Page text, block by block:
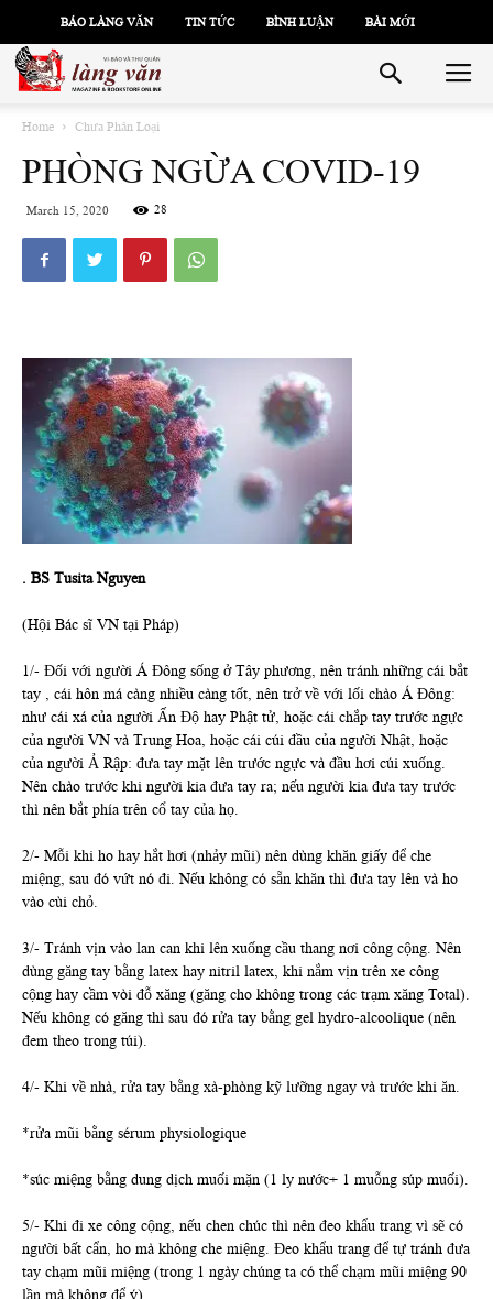
BÁO LÀNG VĂN TIN TỨC BÌNH LUẬN BÀI MỚI
Home Chưa Phân Loại
PHÒNG NGỪA COVID-19
March 15, 2020 28
. BS Tusita Nguyen
(Hội Bác sĩ VN tại Pháp)
1/- Đối với người Á Đông sống ở Tây phương, nên tránh những cái bắt
tay , cái hôn má càng nhiều càng tốt, nên trở về với lối chào Á Đông:
như cái xá của người Ấn Độ hay Phật tử, hoặc cái chắp tay trước ngực
của người VN và Trung Hoa, hoặc cái cúi đầu của người Nhật, hoặc
của người Ả Rập: đưa tay mặt lên trước ngực và đầu hơi cúi xuống.
Nên chào trước khi người kia đưa tay ra; nếu người kia đưa tay trước
thì nên bắt phía trên cổ tay của họ.
2/- Mỗi khi ho hay hắt hơi (nhảy mũi) nên dùng khăn giấy để che
miệng, sau đó vứt nó đi. Nếu không có sẵn khăn thì đưa tay lên và ho
vào cùi chỏ.
3/- Tránh vịn vào lan can khi lên xuống cầu thang nơi công cộng. Nên
dùng găng tay bằng latex hay nitril latex, khi nắm vịn trên xe công
cộng hay cầm vòi đỗ xăng (găng cho không trong các trạm xăng Total).
Nếu không có găng thì sau đó rửa tay bằng gel hydro-alcoolique (nên
đem theo trong túi).
4/- Khi về nhà, rửa tay bằng xà-phòng kỹ lưỡng ngay và trước khi ăn.
*rửa mũi bằng sérum physiologique
*súc miệng bằng dung dịch muối mặn (1 ly nước+ 1 muỗng súp muối).
5/- Khi đi xe công cộng, nếu chen chúc thì nên đeo khẩu trang vì sẽ có
người bất cẩn, ho mà không che miệng. Đeo khẩu trang để tự tránh đưa
tay chạm mũi miệng (trong 1 ngày chúng ta có thể chạm mũi miệng 90
lần mà không để ý).